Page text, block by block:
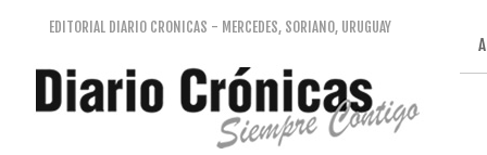
EDITORIAL DIARIO CRONICAS - MERCEDES, SORIANO, URUGUAY